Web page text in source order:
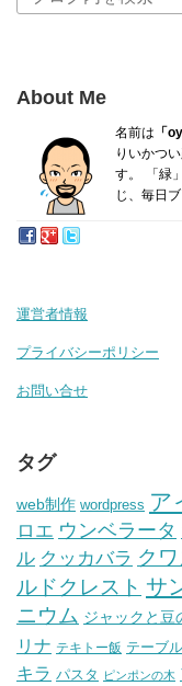
About Me
名前は 「
り いかつ
す。
「緑
じ、毎日
運営者情報
プライバシーポリシー
お問い合せ
タグ
web制作 wordpress ア
ロエ ウンベラータ
ル クッカバラ ク
ルドクレスト サ
ニウム ジャックと豆
リナ テキトー飯 テーブ
キラ パスタ ピンポンの木